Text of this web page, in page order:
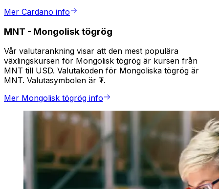
Mer Cardano info
MNT - Mongolisk tögrög
Vår valutarankning visar att den mest populära
växlingskursen för Mongolisk tögrög är kursen från
MNT till USD. Valutakoden för Mongoliska tögrög är
MNT. Valutasymbolen är ₮.
Mer Mongolisk tögrög info